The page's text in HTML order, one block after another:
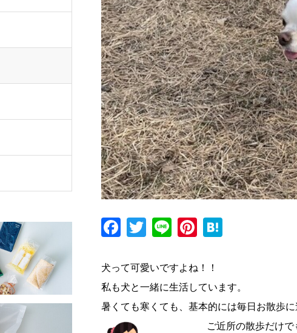
Facebook
Twitter
LinePinterest
犬って可愛いですよね！！
私も犬と一緒に生活しています。
暑くても寒くても、基本的には毎日お散歩に
ご近所の散歩だけ